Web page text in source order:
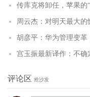
传库克将卸任，苹果的
周云杰：对明天最大
胡彦平：华为管理变
宫玉振最新译作：不确
评论区 抢沙发